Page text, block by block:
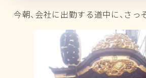
今朝、会社に出勤する道中に、さっ